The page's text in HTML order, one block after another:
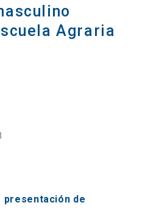
Agraria
presentación de